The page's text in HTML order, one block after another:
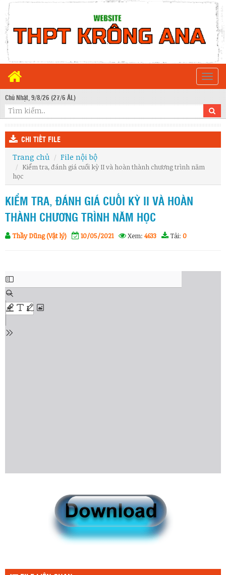
Chủ Nhật, 9/8/26 (27/6 ÂL)
CHI TIẾT FILE
Trang chủ File nội bộ
Kiểm tra, đánh giá cuối kỳ II và hoàn thành chương trình năm
học
KIỂM TRA, ĐÁNH GIÁ CUỐI KỲ II VÀ HOÀN
THÀNH CHƯƠNG TRÌNH NĂM HỌC
Thầy Dũng (Vật lý) 10/05/2021 Xem: 4633 Tải: 0